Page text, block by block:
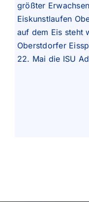
größter
Eiskunstlaufen
auf dem Eis steht
Oberstdorfer
22. Mai die ISU